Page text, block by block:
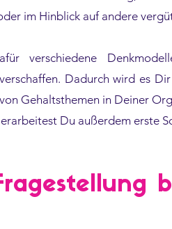
im Hinblick auf andere
verschiedene
Dadurch wird es
Gehaltsthemen in Deiner
Du außerdem erste